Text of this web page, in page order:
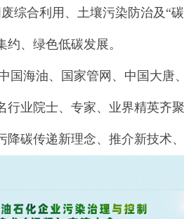
综合利用、土壤污染防治及“
、绿色低碳发展。
海油、国家管网、中国大唐
业院士、专家、业界精英齐
碳传递新理念、推介新技术、